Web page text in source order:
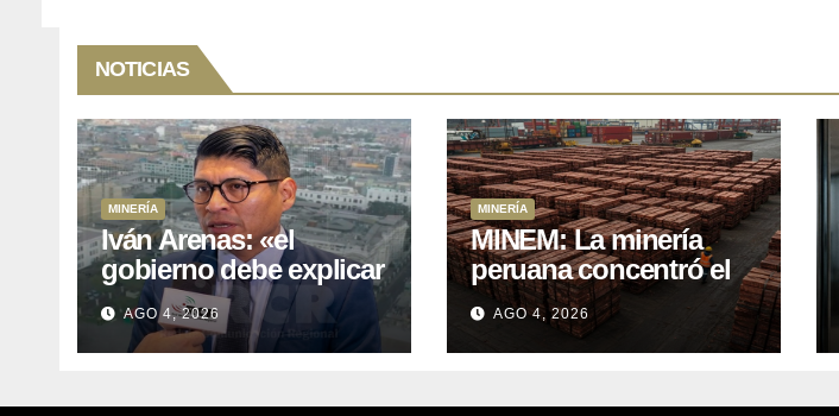
NOTICIAS
MINERÍA
Iván Arenas: «el
gobierno debe explicar
a Cajamarca que tiene
US$ 16 mil millones en
proyectos mineros
AGO 4, 2026
MINERÍA
MINEM: La minería
peruana concentró el
76.1% del total de las
exportaciones
nacionales entre enero
AGO 4, 2026